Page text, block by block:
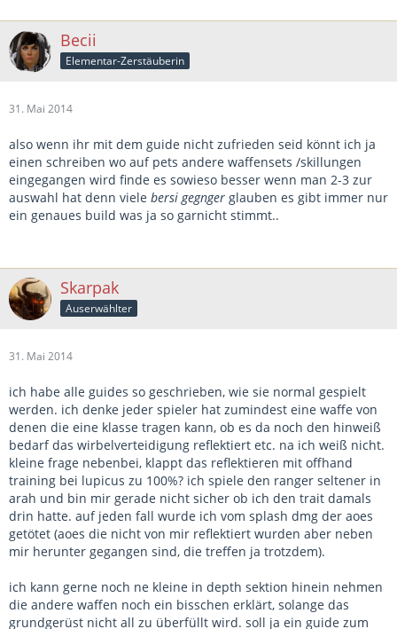
Becii
Elementar-Zerstäuberin
31. Mai 2014
also wenn ihr mit dem guide nicht zufrieden seid könnt ich ja
einen schreiben wo auf pets andere waffensets /skillungen
eingegangen wird finde es sowieso besser wenn man 2-3 zur
auswahl hat denn viele bersi gegnger glauben es gibt immer nur
ein genaues build was ja so garnicht stimmt..
Skarpak
Auserwählter
31. Mai 2014
ich habe alle guides so geschrieben, wie sie normal gespielt
werden. ich denke jeder spieler hat zumindest eine waffe von
denen die eine klasse tragen kann, ob es da noch den hinweiß
bedarf das wirbelverteidigung reflektiert etc. na ich weiß nicht.
kleine frage nebenbei, klappt das reflektieren mit offhand
training bei lupicus zu 100%? ich spiele den ranger seltener in
arah und bin mir gerade nicht sicher ob ich den trait damals
drin hatte. auf jeden fall wurde ich vom splash dmg der aoes
getötet (aoes die nicht von mir reflektiert wurden aber neben
mir herunter gegangen sind, die treffen ja trotzdem).
ich kann gerne noch ne kleine in depth sektion hinein nehmen
die andere waffen noch ein bisschen erklärt, solange das
grundgerüst nicht all zu überfüllt wird. soll ja ein guide zum